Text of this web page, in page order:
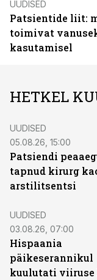
UUDISED
Patsientide liit:
toimivat
kasutamisel
HETKEL
UUDISED
05.08.26, 15:00
Patsiendi
tapnud kirurg
arstilitsentsi
UUDISED
03.08.26, 07:00
Hispaania
päikeserannikul
kuulutati